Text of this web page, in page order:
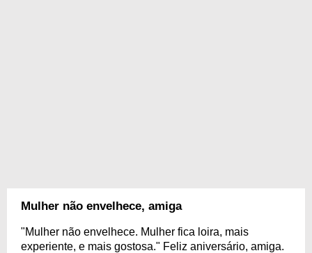
Mulher não envelhece, amiga
"Mulher não envelhece. Mulher fica loira, mais
experiente, e mais gostosa." Feliz aniversário, amiga.